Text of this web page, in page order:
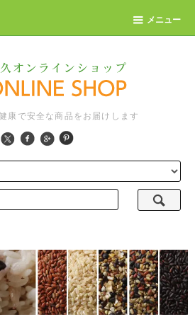
メニュー
康で安全な商品をお届けします